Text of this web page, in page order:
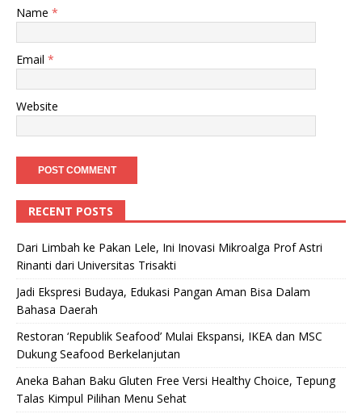
Name *
Email *
Website
RECENT POSTS
Dari Limbah ke Pakan Lele, Ini Inovasi Mikroalga Prof Astri
Rinanti dari Universitas Trisakti
Jadi Ekspresi Budaya, Edukasi Pangan Aman Bisa Dalam
Bahasa Daerah
Restoran ‘Republik Seafood’ Mulai Ekspansi, IKEA dan MSC
Dukung Seafood Berkelanjutan
Aneka Bahan Baku Gluten Free Versi Healthy Choice, Tepung
Talas Kimpul Pilihan Menu Sehat